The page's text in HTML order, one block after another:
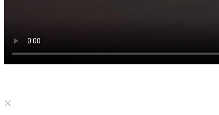
Click to unmute